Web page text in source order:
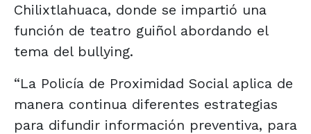
Chilixtlahuaca, donde se impartió una
función de teatro guiñol abordando el
tema del bullying.
“La Policía de Proximidad Social aplica de
manera continua diferentes estrategias
para difundir información preventiva, para